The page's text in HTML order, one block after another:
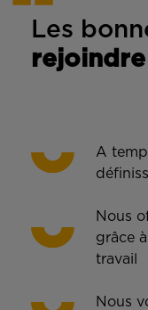
Les
A
Nous
grâce
travail
Nous